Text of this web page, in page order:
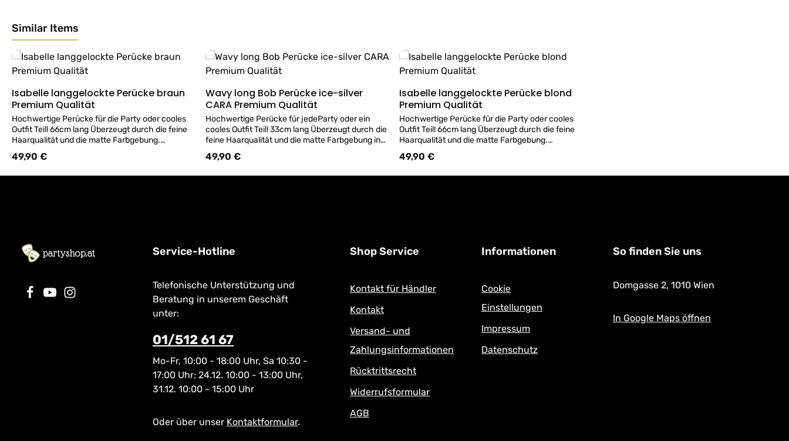
Similar Items
Produktgalerie überspringen
Details
Isabelle langgelockte Perücke braun
Premium Qualität
Hochwertige Perücke für die Party oder cooles
Outfit Teil! 66cm lang Überzeugt durch die feine
Haarqualität und die matte Farbgebung.
Beieindruckend wie eine Echthaar Perücke!
ACHTUNG kein Versand von Perücken -
</iframe>
Regulärer Preis:
49,90 €
Details
Wavy long Bob Perücke ice-silver
CARA Premium Qualität
Hochwertige Perücke für jedeParty oder ein
cooles Outfit Teil! 33cm lang Überzeugt durch die
feine Haarqualität und die matte Farbgebung in
silber-grau-schwarz mit Mittelscheitel.
Beieindruckend wie eine Echthaar Perücke!
Regulärer Preis:
49,90 €
Details
Isabelle langgelockte Perücke blond
Premium Qualität
Hochwertige Perücke für die Party oder cooles
Outfit Teil! 66cm lang Überzeugt durch die feine
Haarqualität und die matte Farbgebung.
Beieindruckend wie eine Echthaar Perücke!
ACHTUNG kein Versand von Perücken -
Regulärer Preis:
49,90 €
Service-Hotline
Telefonische Unterstützung und
Beratung in unserem Geschäft
unter:
01/512 61 67
Mo-Fr, 10:00 - 18:00 Uhr, Sa 10:30 -
17:00 Uhr; 24.12. 10:00 - 13:00 Uhr,
31.12. 10:00 - 15:00 Uhr
Oder über unser Kontaktformular.
Shop Service
Kontakt für Händler
Kontakt
Versand- und
Zahlungsinformationen
Rücktrittsrecht
Widerrufsformular
AGB
Informationen
Cookie
Einstellungen
Impressum
Datenschutz
So finden Sie uns
Domgasse 2, 1010 Wien
In Google Maps öffnen